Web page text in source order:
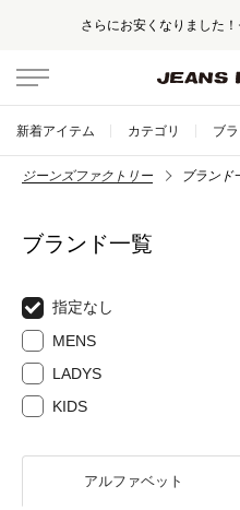
さらにお安くなりました！
新着アイテム カテゴリ ブ
ジーンズファクトリー ブランド
ブランド一覧
指定なし
MENS
LADYS
KIDS
アルファベット